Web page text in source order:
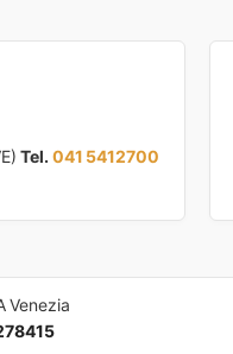
Tel. 041 5412700
Venezia